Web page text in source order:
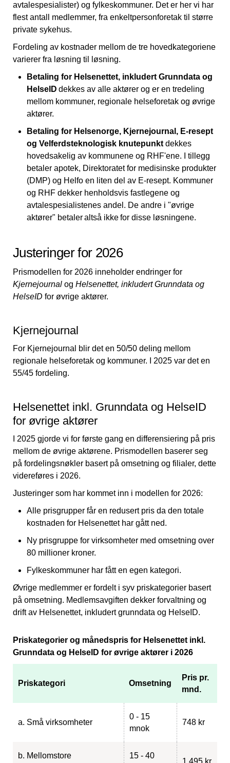
avtalespesialister) og fylkeskommuner. Det er her vi har
flest antall medlemmer, fra enkeltpersonforetak til større
private sykehus.
Fordeling av kostnader mellom de tre hovedkategoriene
varierer fra løsning til løsning.
Betaling for Helsenettet, inkludert Grunndata og
HelseID dekkes av alle aktører og er en tredeling
mellom kommuner, regionale helseforetak og øvrige
aktører.
Betaling for Helsenorge, Kjernejournal, E-resept
og Velferdsteknologisk knutepunkt dekkes
hovedsakelig av kommunene og RHF'ene. I tillegg
betaler apotek, Direktoratet for medisinske produkter
(DMP) og Helfo en liten del av E-resept. Kommuner
og RHF dekker henholdsvis fastlegene og
avtalespesialistenes andel. De andre i "øvrige
aktører" betaler altså ikke for disse løsningene.
Justeringer for 2026
Prismodellen for 2026 inneholder endringer for
Kjernejournal og Helsenettet, inkludert Grunndata og
HelseID for øvrige aktører.
Kjernejournal
For Kjernejournal blir det en 50/50 deling mellom
regionale helseforetak og kommuner. I 2025 var det en
55/45 fordeling.
Helsenettet inkl. Grunndata og HelseID
for øvrige aktører
I 2025 gjorde vi for første gang en differensiering på pris
mellom de øvrige aktørene. Prismodellen baserer seg
på fordelingsnøkler basert på omsetning og filialer, dette
videreføres i 2026.
Justeringer som har kommet inn i modellen for 2026:
Alle prisgrupper får en redusert pris da den totale
kostnaden for Helsenettet har gått ned.
Ny prisgruppe for virksomheter med omsetning over
80 millioner kroner.
Fylkeskommuner har fått en egen kategori.
Øvrige medlemmer er fordelt i syv priskategorier basert
på omsetning. Medlemsavgiften dekker forvaltning og
drift av Helsenettet, inkludert grunndata og HelseID.
Priskategorier og månedspris for Helsenettet inkl.
Grunndata og HelseID for øvrige aktører i 2026
Priskategori Omsetning
Pris pr.
mnd.
a. Små virksomheter
0 - 15
mnok
748 kr
b. Mellomstore 15 - 40
1 495 kr